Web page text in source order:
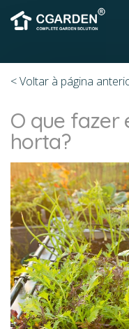
O QUE
< Voltar à página
O que fazer
horta?